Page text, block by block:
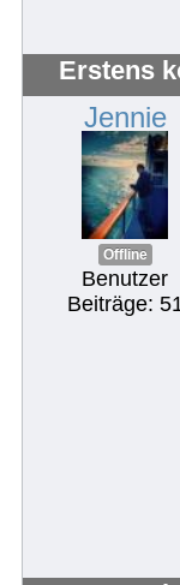
Erstens
Jennie
Offline
Benutzer
Beiträge: